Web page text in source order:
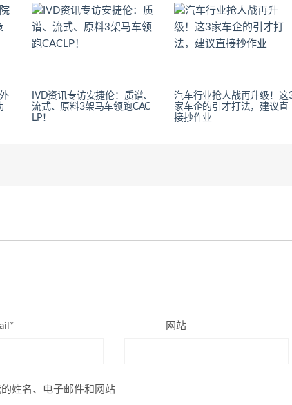
IVD资讯专访安捷伦：质谱、
流式、原料3架马车领跑CAC
LP！
汽车行业抢人战再升级！这
家车企的引才打法，建议直
接抄作业
网站
姓名、电子邮件和网站